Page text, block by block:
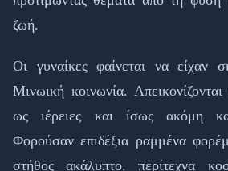
ζωή.
Οι γυναίκες φαίνεται να είχαν
Μινωική κοινωνία.
ως ιέρειες και ίσως ακόμη
Φορούσαν επιδέξια ραμμένα
στήθος ακάλυπτο, περίτεχνα